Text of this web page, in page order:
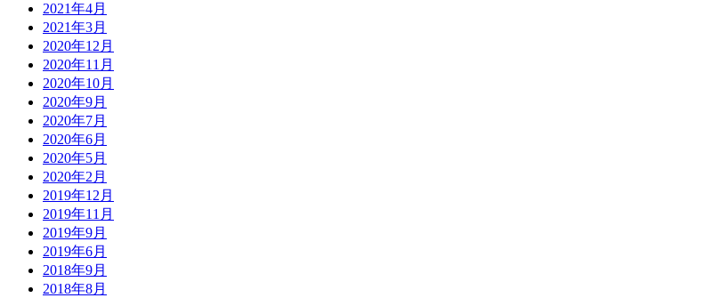
2021年4月
2021年3月
2020年12月
2020年11月
2020年10月
2020年9月
2020年7月
2020年6月
2020年5月
2020年2月
2019年12月
2019年11月
2019年9月
2019年6月
2018年9月
2018年8月